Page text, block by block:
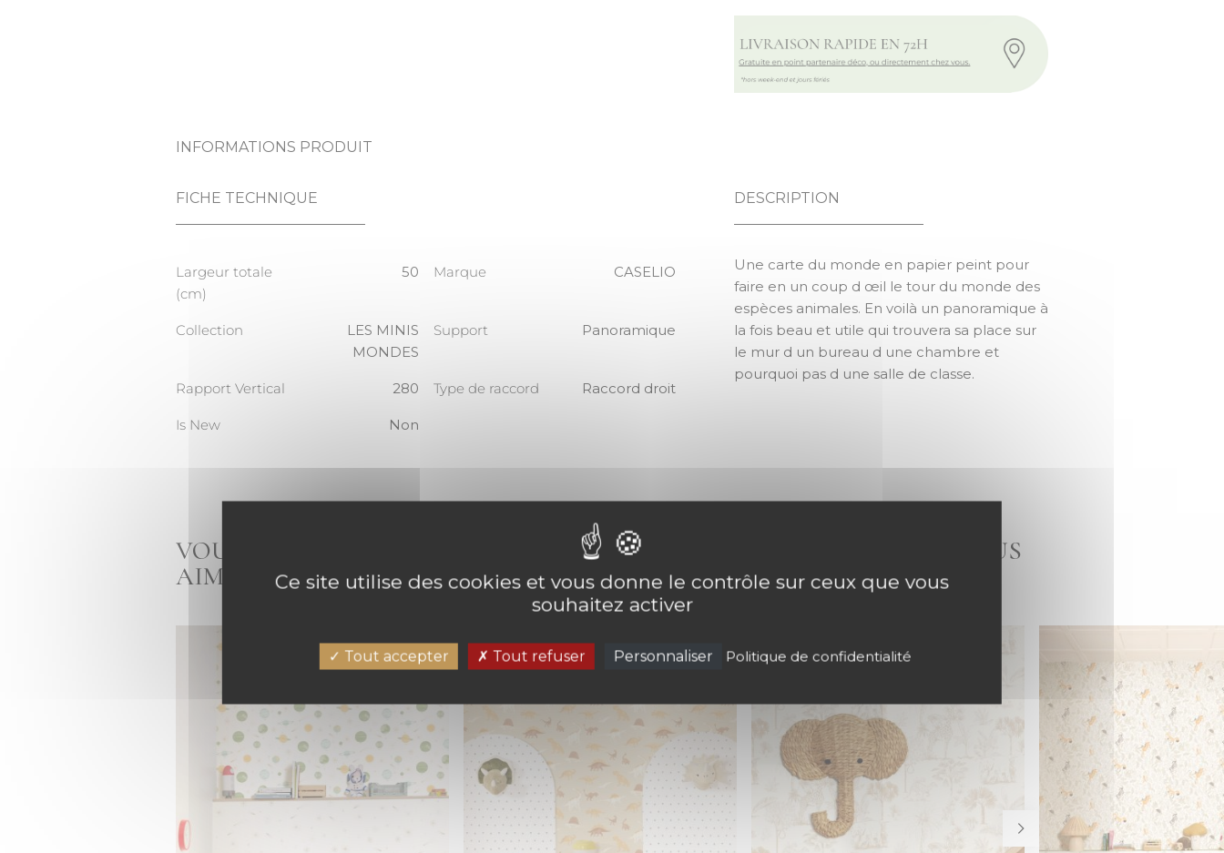
INFORMATIONS PRODUIT
FICHE TECHNIQUE
Largeur totale
(cm)
50 Marque CASELIO
Collection
LES MINIS
MONDES
Support Panoramique
Rapport Vertical 280 Type de raccord Raccord droit
Is New Non
DESCRIPTION
Une carte du monde en papier peint pour
faire en un coup d œil le tour du monde des
espèces animales. En voilà un panoramique à
la fois beau et utile qui trouvera sa place sur
le mur d un bureau d une chambre et
pourquoi pas d une salle de classe.
VOUS AIMEZ LE PANORAMIQUE DECOUVRIR LE MONDE CASELIO, VOUS
AIMEREZ AUSSICe site utilise des cookies et vous donne le contrôle sur ceux que vous
souhaitez activer
Tout accepter Tout refuser Personnaliser Politique de confidentialité